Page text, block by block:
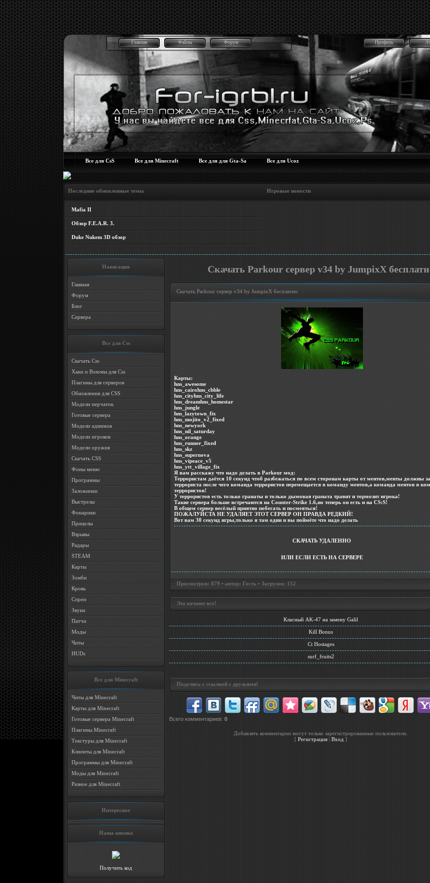
Главная Файлы Форум Профиль
Все для CsS Все для Minecraft Все для для Gta-Sa Все для Ucoz
Последние обновленные темы Игровые новости
Mafia II
Обзор F.E.A.R. 3.
Duke Nukem 3D обзор
Навигация
Главная
Форум
Блог
Сервера
Все для Css
Скачать Css
Хаки и Взломы для Css
Плагины для серверов
Обновления для CSS
Модели перчаток
Готовые сервера
Модели админов
Модели игроков
Модели оружия
Скачать CSS
Фоны меню
Программы
Заложники
Выстрелы
Фонарики
Прицелы
Взрывы
Радары
STEAM
Карты
Зомби
Кровь
Спреи
Звуки
Патчи
Моды
Читы
HUDs
Все для Minecraft
Читы для Minecraft
Карты для Minecraft
Готовые сервера Minecraft
Плагины Minecraft
Текстуры для Minecraft
Клиенты для Minecraft
Программы для Minecraft
Моды для Minecraft
Разное для Minecraft
Интересное
Наша кнопка
Получить код
Скачать Parkour сервер v34 by JumpixX
Скачать Parkour сервер v34 by JumpixX бесплатно
Карты:
hns_awesome
hns_cairohns_cbble
hns_cityhns_city_life
hns_dreamhns_homestar
hns_jungle
hns_lazytown_fix
hns_mojito_v2_fixed
hns_newyork
hns_nil_saturday
hns_orange
hns_runner_fixed
hns_skz
hns_supernova
hns_vipeace_v5
hns_ytt_village_fix
Я вам расскажу что надо делать в Parkour мод:
Террористам даётся 10 секунд чтоб разбежаться по всем сторонам карты от ментов,менты должны
террориста после чего команда террористов перемещается в команду ментов,а команда ментов в
террористов!
У террористов есть только гранаты и только дымовая граната травит и тормозит игрока!
Такие сервера больше встречаются на Counter-Strike 1.6,но теперь он есть и на CS:S!
В общем сервер весёлый приятно побегать и посмеяться!
ПОЖАЛУЙСТА НЕ УДАЛЯЕТ ЭТОТ СЕРВЕР ОН ПРАВДА РЕДКИЙ!
Вот вам 30 секунд игры,только я там один и вы поймёте что надо делать
СКАЧАТЬ УДАЛЕННО
ИЛИ ЕСЛИ ЕСТЬ НА СЕРВЕРЕ
Просмотров: 879 • автор: Гость • Загрузок: 152
Эта качают все!
Класный AK-47 на замену Galil
Kill Bonus
Ct Hostages
surf_fruits2
Поделись с ссылкой с друзьями!
Всего комментариев: 0
Добавлять комментарии могут только зарегистрированные пользователи.
[ Регистрация Вход ]